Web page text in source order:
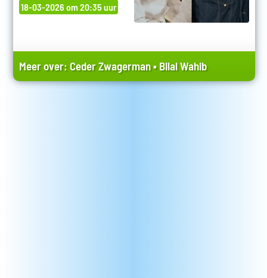
18-03-2026 om 20:35 uur
Meer over: Ceder Zwagerman•Bilal Wahib